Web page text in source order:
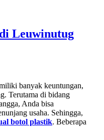
Leuwinutug
banyak keuntungan,
Terutama di bidang
Anda bisa
usaha. Sehingga,
botol plastik. Beberapa